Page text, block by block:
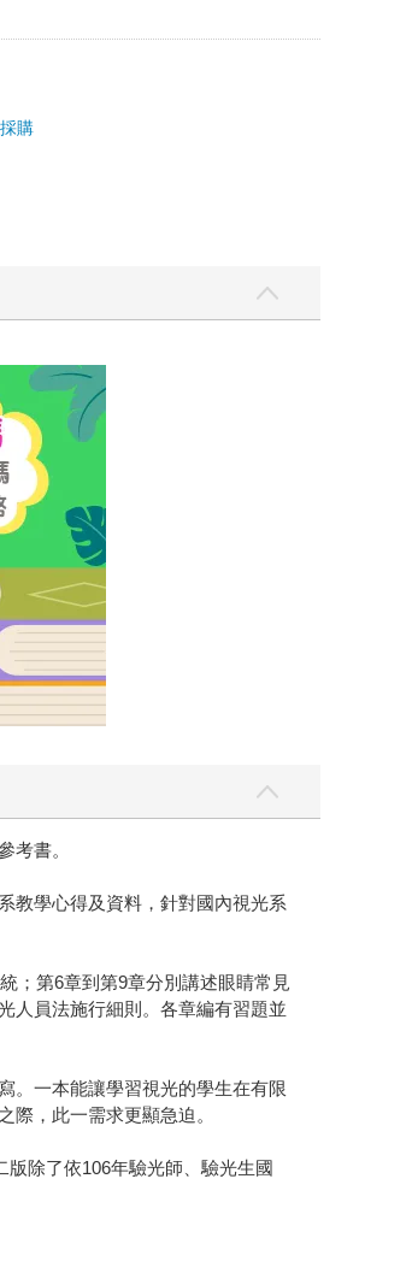
購
考書。
教學心得及資料，針對國內視光系
；第6章到第9章分別講述眼睛常見
人員法施行細則。各章編有習題並
。一本能讓學習視光的學生在有限
，此一需求更顯急迫。
除了依106年驗光師、驗光生國